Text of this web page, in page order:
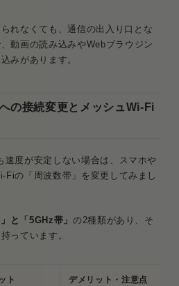
れなくても、通信の出入り口とな
動画の読み込みやWebブラウジン
みがあります。
の接続変更とメッシュWi-Fi
速度が安定しない場合は、スマホや
Fiの「周波数帯」を変更してみまし
と「5GHz帯」 の2種類があり、そ
っています。
ト デメリット・注意点